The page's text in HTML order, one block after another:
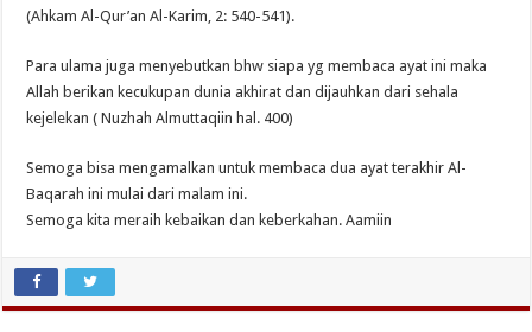
(Ahkam Al-Qur’an Al-Karim, 2: 540-541).
Para ulama juga menyebutkan bhw siapa yg membaca ayat ini maka
Allah berikan kecukupan dunia akhirat dan dijauhkan dari sehala
kejelekan ( Nuzhah Almuttaqiin hal. 400)
Semoga bisa mengamalkan untuk membaca dua ayat terakhir Al-
Baqarah ini mulai dari malam ini.
Semoga kita meraih kebaikan dan keberkahan. Aamiin